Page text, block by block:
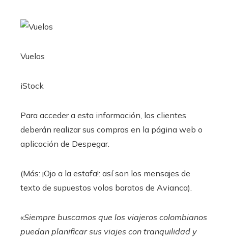
Vuelos
iStock
Para acceder a esta información, los clientes
deberán realizar sus compras en la página web o
aplicación de Despegar.
(Más: ¡Ojo a la estafa!: así son los mensajes de
texto de supuestos volos baratos de Avianca).
«Siempre buscamos que los viajeros colombianos
puedan planificar sus viajes con tranquilidad y